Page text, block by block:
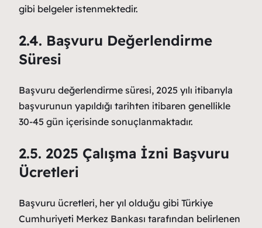
gibi belgeler istenmektedir.
2.4. Başvuru Değerlendirme
Süresi
Başvuru değerlendirme süresi, 2025 yılı itibarıyla
başvurunun yapıldığı tarihten itibaren genellikle
30-45 gün içerisinde sonuçlanmaktadır.
2.5. 2025 Çalışma İzni Başvuru
Ücretleri
Başvuru ücretleri, her yıl olduğu gibi Türkiye
Cumhuriyeti Merkez Bankası tarafından belirlenen